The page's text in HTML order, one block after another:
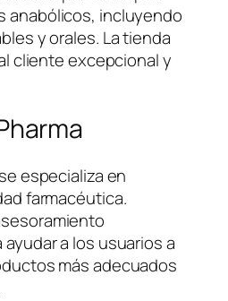
anabólicos, incluyendo
y orales. La tienda
cliente excepcional y
especializa en
farmacéutica.
a los usuarios a
más adecuados